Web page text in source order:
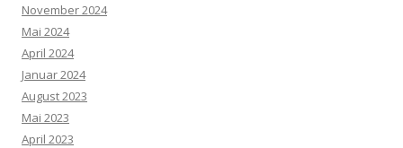
November 2024
Mai 2024
April 2024
Januar 2024
August 2023
Mai 2023
April 2023